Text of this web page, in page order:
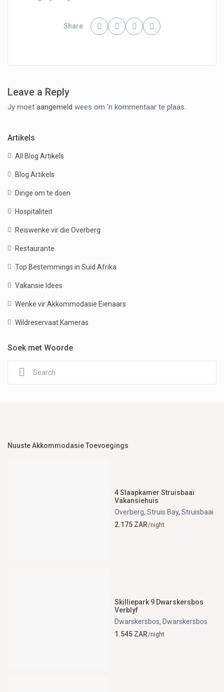
Share
Leave a Reply
Jy moetaangemeld wees om 'n kommentaar te plaas.
Artikels
All Blog Artikels
Blog Artikels
Dinge om te doen
Hospitaliteit
Reiswenke vir die Overberg
Restaurante
Top Bestemmings in Suid Afrika
Vakansie Idees
Wenke vir Akkommodasie Eienaars
Wildreservaat Kameras
Soek met Woorde
Nuuste Akkommodasie Toevoegings
4 Slaapkamer Struisbaai
Vakansiehuis
Overberg, Struis Bay,Struisbaai
2.175 ZAR/night
Skilliepark 9 Dwarskersbos
Verblyf
Dwarskersbos, Dwarskersbos
1.545 ZAR/night